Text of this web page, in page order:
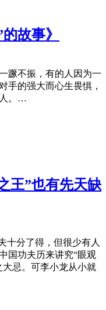
故事》
蹶不振，有的人因为一
手的强大而心生畏惧，
。…
王”也有先天缺
十分了得，但很少有人
国功夫历来讲究“眼观
忌。可李小龙从小就